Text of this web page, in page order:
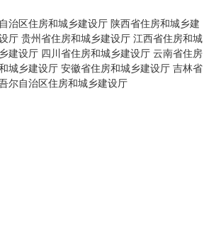
治区住房和城乡建设厅 陕西省住房和城乡建
厅 贵州省住房和城乡建设厅 江西省住房和城
建设厅 四川省住房和城乡建设厅 云南省住房
城乡建设厅 安徽省住房和城乡建设厅 吉林省
尔自治区住房和城乡建设厅